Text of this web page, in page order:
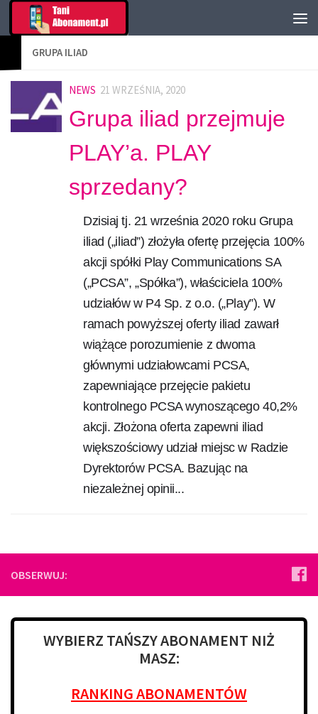
GRUPA ILIAD
NEWS 21 WRZEŚNIA, 2020
Grupa iliad przejmuje
PLAY’a. PLAY
sprzedany?
Dzisiaj tj. 21 września 2020 roku Grupa
iliad („iliad”) złożyła ofertę przejęcia 100%
akcji spółki Play Communications SA
(„PCSA”, „Spółka”), właściciela 100%
udziałów w P4 Sp. z o.o. („Play”). W
ramach powyższej oferty iliad zawarł
wiążące porozumienie z dwoma
głównymi udziałowcami PCSA,
zapewniające przejęcie pakietu
kontrolnego PCSA wynoszącego 40,2%
akcji. Złożona oferta zapewni iliad
większościowy udział miejsc w Radzie
Dyrektorów PCSA. Bazując na
niezależnej opinii...
OBSERWUJ:
WYBIERZ TAŃSZY ABONAMENT NIŻ
MASZ:
RANKING ABONAMENTÓW